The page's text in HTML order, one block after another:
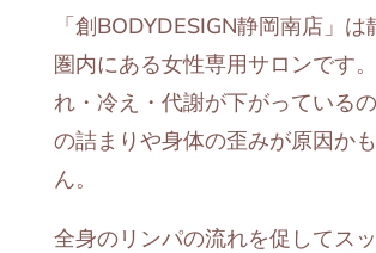
「創BODYDESIGN静岡南店」
圏内にある女性専用サロンです
れ・冷え・代謝が下がっている
の詰まりや身体の歪みが原因か
ん。
全身のリンパの流れを促してス